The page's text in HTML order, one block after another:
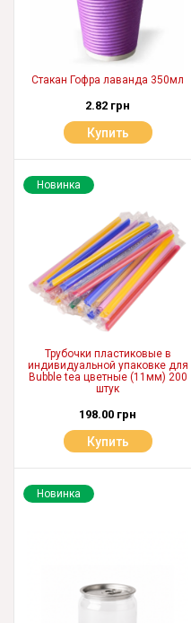
Стакан Гофра лаванда 350мл
2.82 грн
Купить
Новинка
Трубочки пластиковые в
индивидуальной упаковке для
Bubble tea цветные (11мм) 200
штук
198.00 грн
Купить
Новинка